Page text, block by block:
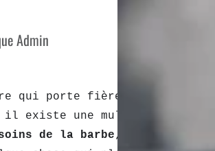
Admin
qui porte fièrement une
il existe une multitude de
de la barbe, des